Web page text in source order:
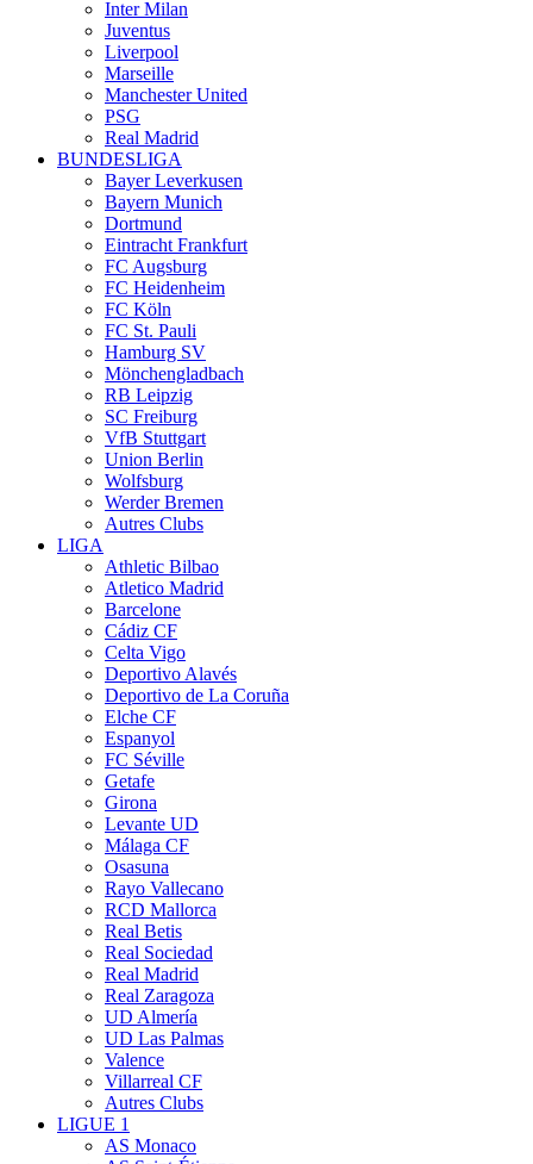
Inter Milan
Juventus
Liverpool
Marseille
Manchester United
PSG
Real Madrid
BUNDESLIGA
Bayer Leverkusen
Bayern Munich
Dortmund
Eintracht Frankfurt
FC Augsburg
FC Heidenheim
FC Köln
FC St. Pauli
Hamburg SV
Mönchengladbach
RB Leipzig
SC Freiburg
VfB Stuttgart
Union Berlin
Wolfsburg
Werder Bremen
Autres Clubs
LIGA
Athletic Bilbao
Atletico Madrid
Barcelone
Cádiz CF
Celta Vigo
Deportivo Alavés
Deportivo de La Coruña
Elche CF
Espanyol
FC Séville
Getafe
Girona
Levante UD
Málaga CF
Osasuna
Rayo Vallecano
RCD Mallorca
Real Betis
Real Sociedad
Real Madrid
Real Zaragoza
UD Almería
UD Las Palmas
Valence
Villarreal CF
Autres Clubs
LIGUE 1
AS Monaco